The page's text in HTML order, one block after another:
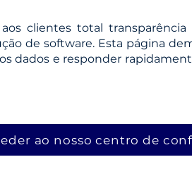
clientes total
de software. Esta página
dados e responder
ao nosso centro de